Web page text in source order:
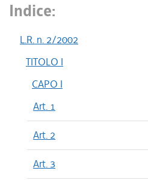
Indice:
L.R. n. 2/2002
TITOLO I
CAPO I
Art. 1
Art. 2
Art. 3